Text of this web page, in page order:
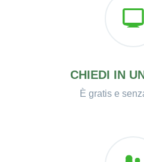
CHIEDI IN
È gratis e